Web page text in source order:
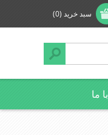
سبد خرید (0)
ما